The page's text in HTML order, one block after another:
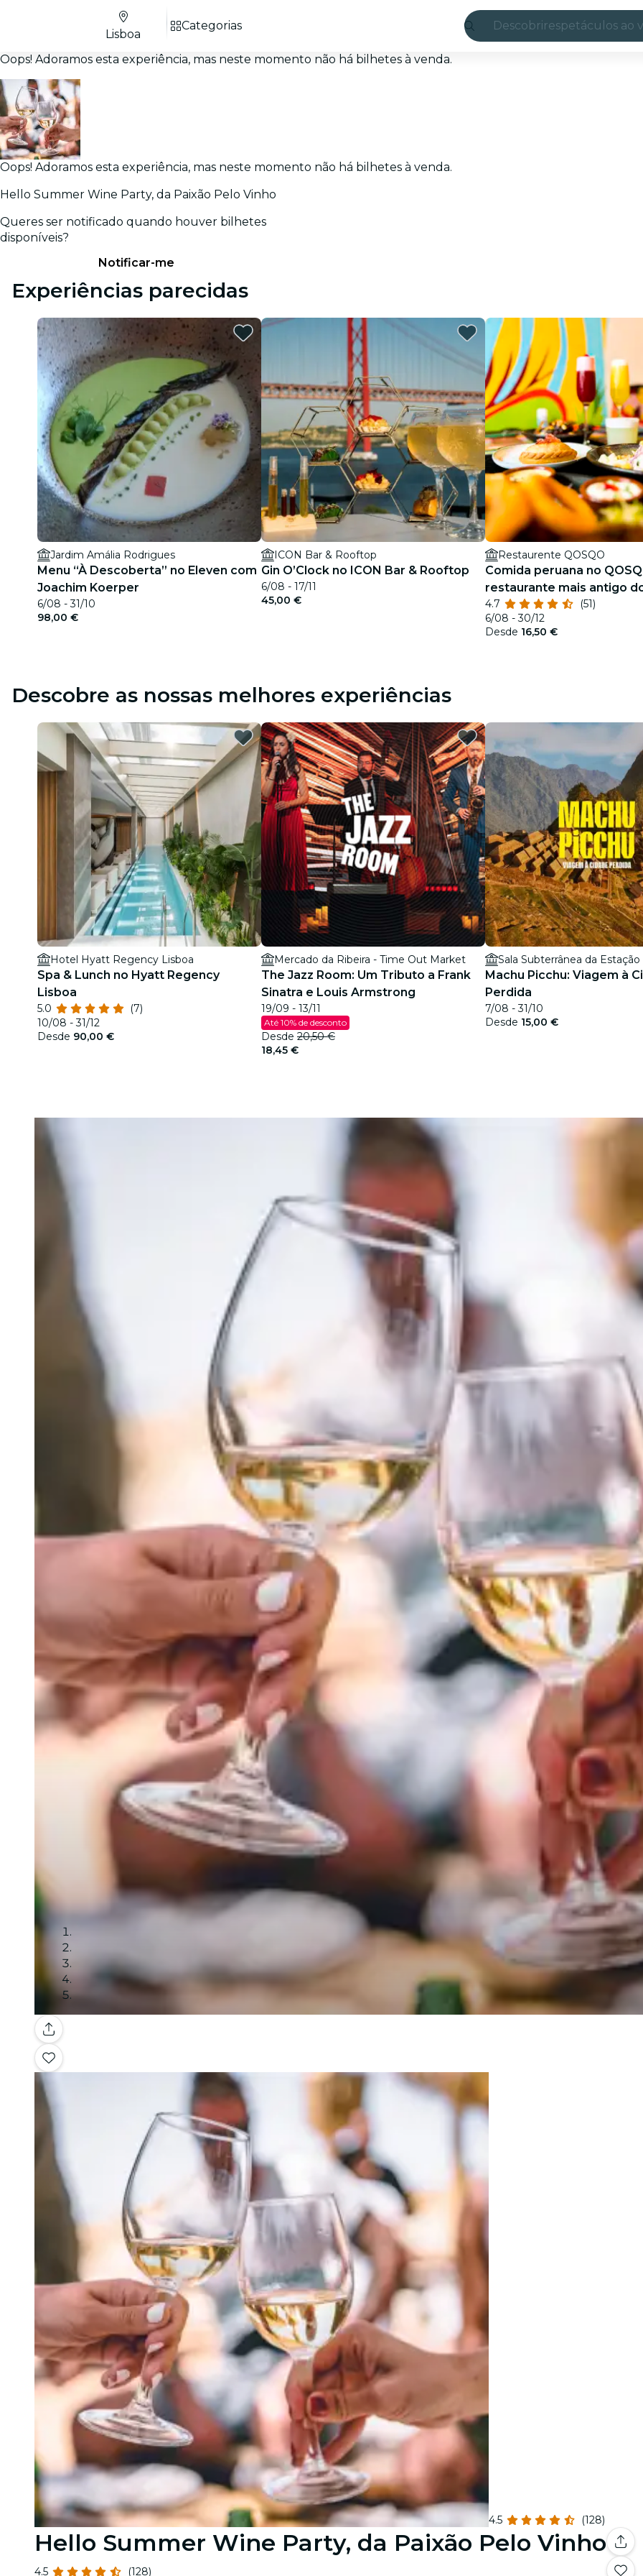
Descobrirespetáculos ao
restaurantes
cinema
Lisboa
Categorias
Oops! Adoramos esta experiência, mas neste momento não há bilhetes à venda.
Oops! Adoramos esta experiência, mas neste momento não há bilhetes à venda.
Hello Summer Wine Party, da Paixão Pelo Vinho
Queres ser notificado quando houver bilhetes
disponíveis?
Notificar-me
Experiências parecidas
Jardim Amália Rodrigues
Menu “À Descoberta” no Eleven com
Joachim Koerper
6/08 - 31/10
98,00 €
ICON Bar & Rooftop
Gin O’Clock no ICON Bar & Rooftop
6/08 - 17/11
45,00 €
Restaurente QOSQO
Comida peruana no
restaurante mais antigo
4.7
(51)
6/08 - 30/12
Desde 16,50 €
Descobre as nossas melhores experiências
Hotel Hyatt Regency Lisboa
Spa & Lunch no Hyatt Regency
Lisboa
5.0
(7)
10/08 - 31/12
Desde 90,00 €
Mercado da Ribeira - Time Out Market
The Jazz Room: Um Tributo a Frank
Sinatra e Louis Armstrong
19/09 - 13/11
Até 10% de desconto
Desde 20,50 €
18,45 €
Machu Picchu: Viagem à
Perdida
7/08 - 31/10
Desde 15,00 €
Galeria
4.5 (128)
Hello Summer Wine Party, da Paixão Pelo Vinho
4.5 (128)